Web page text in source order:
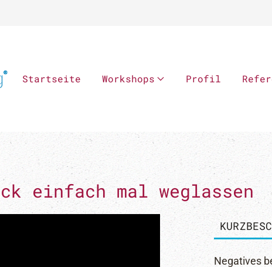
Startseite Workshops Profil
einfach mal weglassen
Negatives